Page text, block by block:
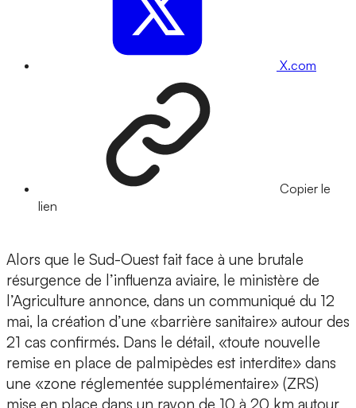
X.com
Copier le
lien
Alors que le Sud-Ouest fait face à une brutale
résurgence de l’influenza aviaire, le ministère de
l’Agriculture annonce, dans un communiqué du 12
mai, la création d’une «barrière sanitaire» autour des
21 cas confirmés. Dans le détail, «toute nouvelle
remise en place de palmipèdes est interdite» dans
une «zone réglementée supplémentaire» (ZRS)
mise en place dans un rayon de 10 à 20 km autour